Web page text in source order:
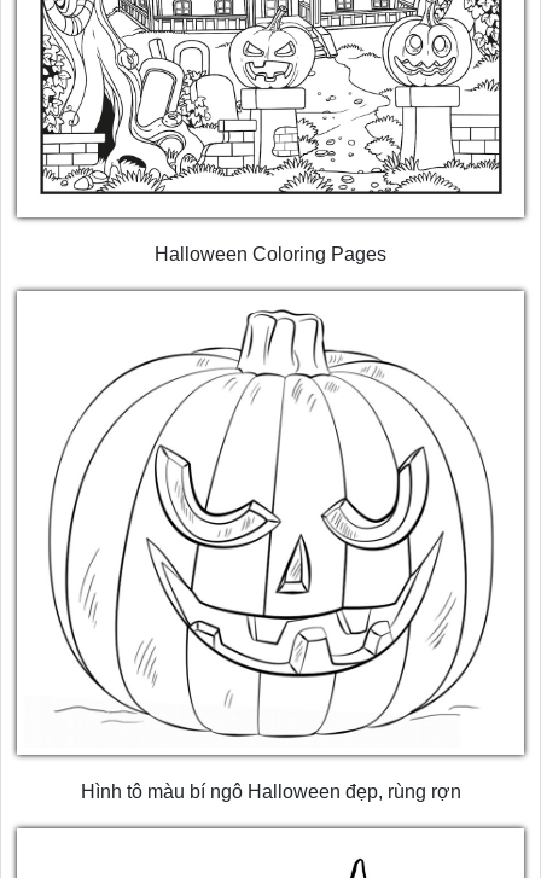
Halloween Coloring Pages
Hình tô màu bí ngô Halloween đẹp, rùng rợn